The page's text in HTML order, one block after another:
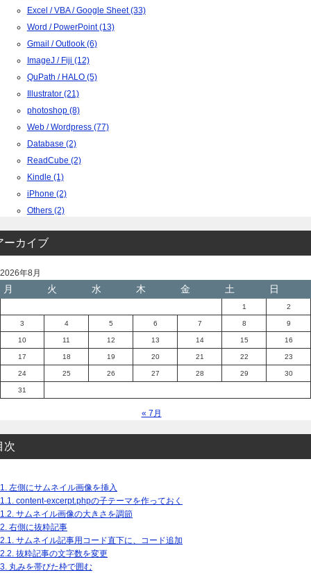
Excel / VBA / Google Sheet (33)
Word / PowerPoint (13)
Gmail / Outlook (6)
ImageJ / Fiji (12)
QuPath / HALO (5)
Illustrator (21)
photoshop (8)
Web / Wordpress (77)
Database (2)
ReadCube (2)
Kindle (1)
iPhone (2)
Others (2)
ーカイブ
2026年8月
月 火 水 木 金 土 日
1 2
3 4 5 6 7 8 9
10 11 12 13 14 15 16
17 18 19 20 21 22 23
24 25 26 27 28 29 30
31
« 7月
次
1. 左側にサムネイル画像を挿入
1.1. content-excerpt.phpの子テーマを作っておく
1.2. サムネイル画像の大きさを調節
2. 右側に抜粋記事
2.1. サムネイル記事用コード直下に、コード追加
2.2. 抜粋記事の文字数を変更
3. 丸みを帯びた枠で囲む